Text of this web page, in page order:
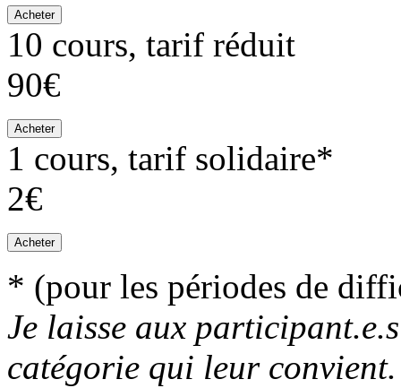
Acheter
10 cours, tarif réduit
90€
Acheter
1 cours, tarif solidaire*
2€
Acheter
* (pour les périodes de
Je laisse aux
catégorie qui leur convient.